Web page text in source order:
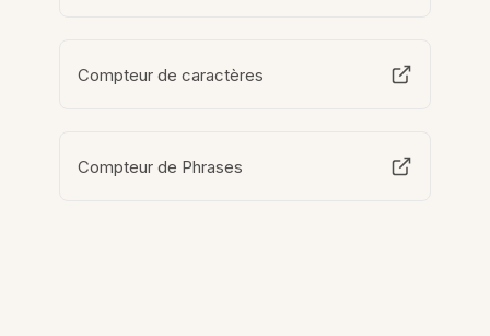
Compteur de caractères
Compteur de Phrases